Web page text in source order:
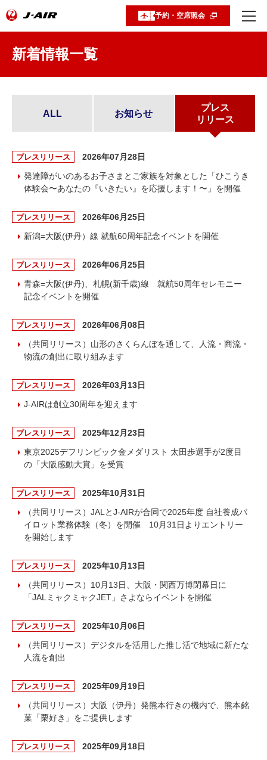
予約・空席照会
新着情報一覧
ALL お知らせ
プレス
リリース
プレスリリース
2026年07月28日
発達障がいのあるお子さまとご家族を対象とした「ひこうき
体験会〜あなたの『いきたい』を応援します！〜」を開催
プレスリリース
2026年06月25日
新潟=大阪(伊丹）線 就航60周年記念イベントを開催
プレスリリース
2026年06月25日
青森=大阪(伊丹)、札幌(新千歳)線 就航50周年セレモニー
記念イベントを開催
プレスリリース
2026年06月08日
（共同リリース）山形のさくらんぼを通して、人流・商流・
物流の創出に取り組みます
プレスリリース
2026年03月13日
J-AIRは創立30周年を迎えます
プレスリリース
2025年12月23日
東京2025デフリンピック金メダリスト 太田歩選手が2度目
の「大阪感動大賞」を受賞
プレスリリース
2025年10月31日
（共同リリース）JALとJ-AIRが合同で2025年度 自社養成パ
イロット業務体験（冬）を開催 10月31日よりエントリー
を開始します
プレスリリース
2025年10月13日
（共同リリース）10月13日、大阪・関西万博閉幕日に
「JALミャクミャクJET」さよならイベントを開催
プレスリリース
2025年10月06日
（共同リリース）デジタルを活用した推し活で地域に新たな
人流を創出
プレスリリース
2025年09月19日
（共同リリース）大阪（伊丹）発熊本行きの機内で、熊本銘
菓「栗好き」をご提供します
プレスリリース
2025年09月18日